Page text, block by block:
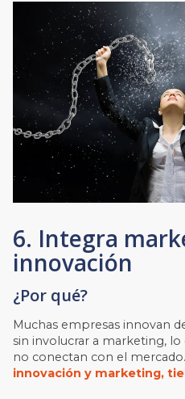
6. Integra
innovación
¿Por qué?
Muchas empresas innovan
sin involucrar a marketing,
no conectan con el
innovación y marketing,